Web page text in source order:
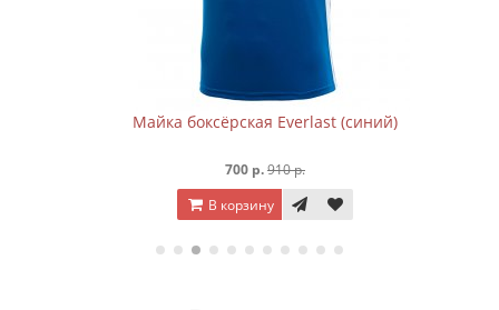
Майка боксёрская Everlast (синий)
700 р. 910 р.
В корзину